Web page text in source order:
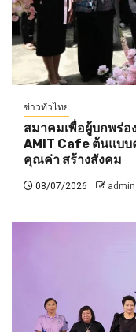
ข่าวทั่วไทย
สมาคมเพื่อผู้บกพร่อ
AMIT Cafe ต้นแบบ
คุณค่า สร้างสังคม
08/07/2026 admin